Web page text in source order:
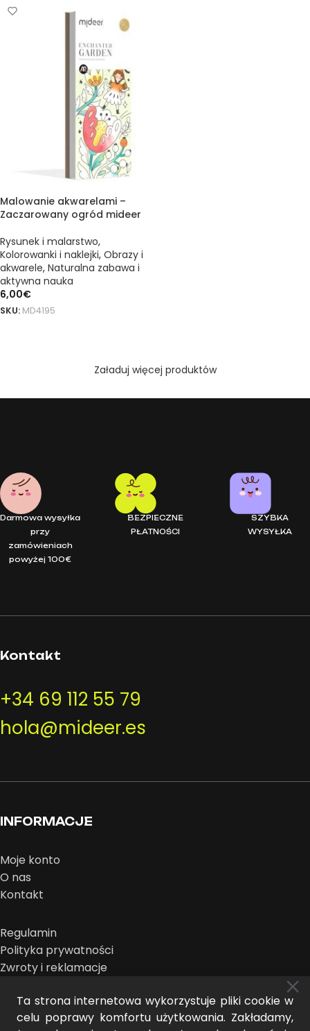
Malowanie akwarelami –
Zaczarowany ogród mideer
Rysunek i malarstwo,
Kolorowanki i naklejki, Obrazy i
akwarele, Naturalna zabawa i
aktywna nauka
6,00€
SKU: MD4195
Załaduj więcej produktów
Darmowa wysyłka
przy
zamówieniach
powyżej 100€
BEZPIECZNE
PŁATNOŚCI
SZYBKA
WYSYŁKA
Kontakt
+34 69 112 55 79
hola@mideer.es
INFORMACJE
Moje konto
O nas
Kontakt
Regulamin
Polityka prywatności
Zwroty i reklamacje
Ta strona internetowa wykorzystuje pliki cookie w
celu poprawy komfortu użytkowania. Zakładamy,